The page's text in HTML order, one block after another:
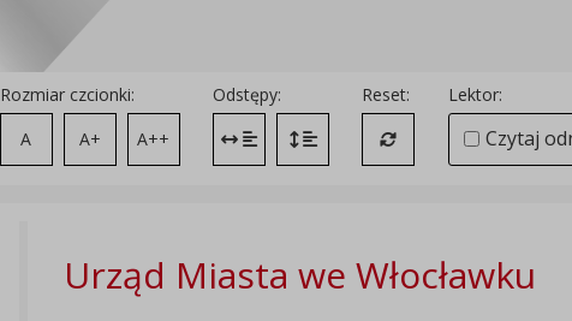
Rozmiar czcionki:
A
A+ A++
Odstępy:
Zmień odstęp między literami
Zmień interlinię i margines między
Reset:
Przywróć ustawienia
Lektor:
Czytaj
Urząd Miasta we Włocławku